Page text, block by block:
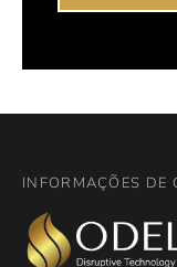
INFORMAÇÕES DE